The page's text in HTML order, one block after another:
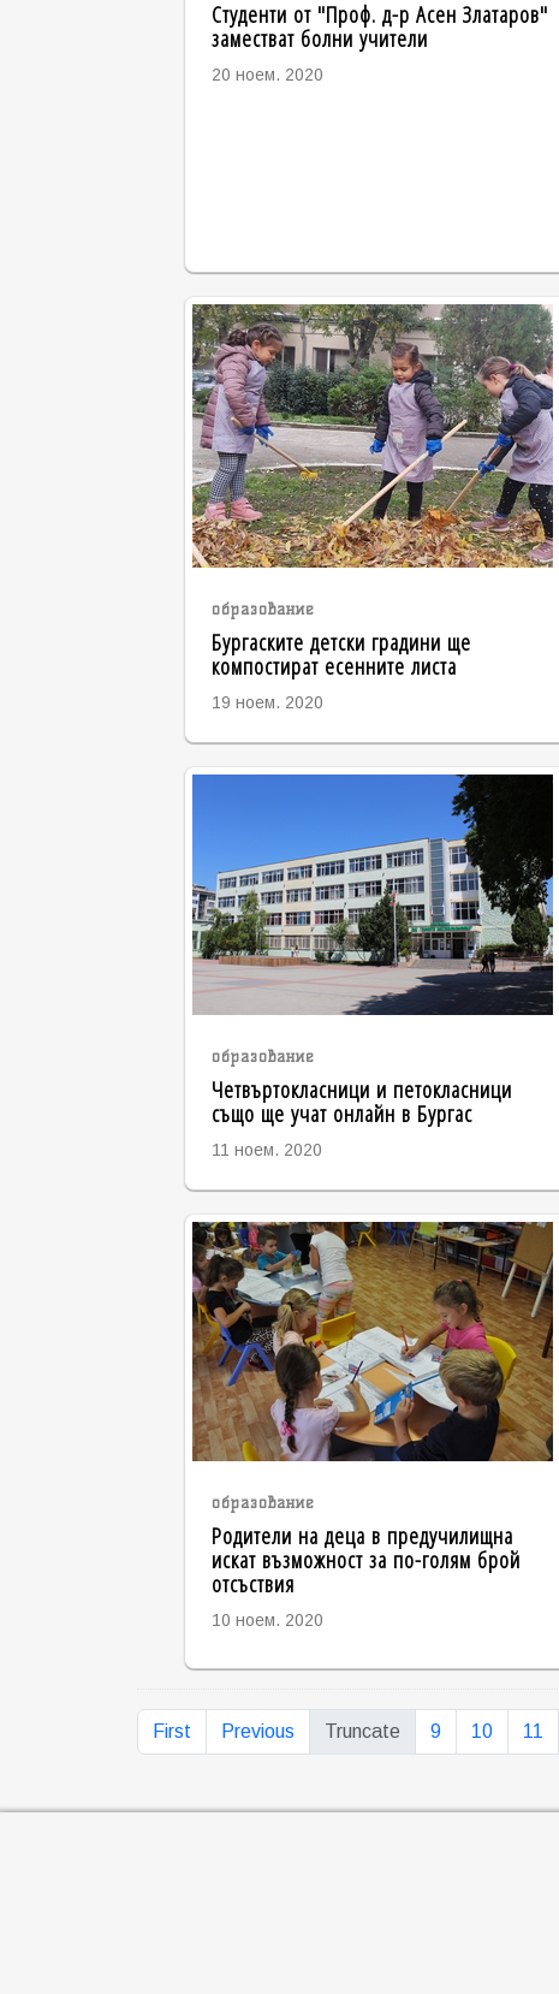
Студенти от "Проф. д-р Асен Златаров"
заместват болни учители
20 ноем. 2020
образование
Бургаските детски градини ще
компостират есенните листа
19 ноем. 2020
образование
Четвъртокласници и петокласници
също ще учат онлайн в Бургас
11 ноем. 2020
образование
Родители на деца в предучилищна
искат възможност за по-голям брой
отсъствия
10 ноем. 2020
First Previous Truncate 9 10 11